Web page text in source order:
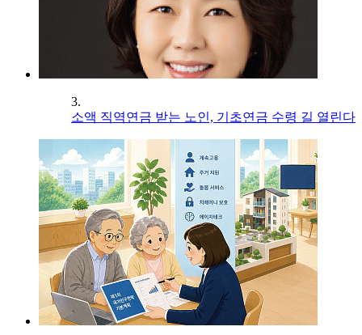
3.
소액 직역연금 받는 노인, 기초연금 수령 길 열린다